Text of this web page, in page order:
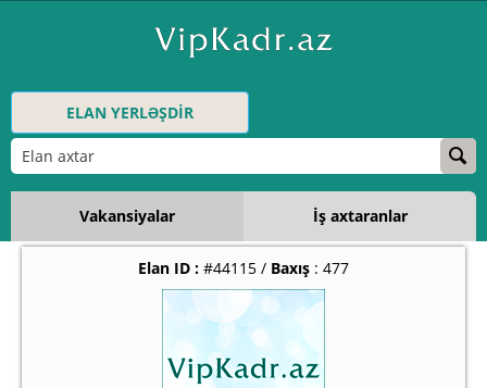
ELAN YERLƏŞDİR
Vakansiyalar İş axtaranlar
Elan ID : #44115 / Baxış : 477